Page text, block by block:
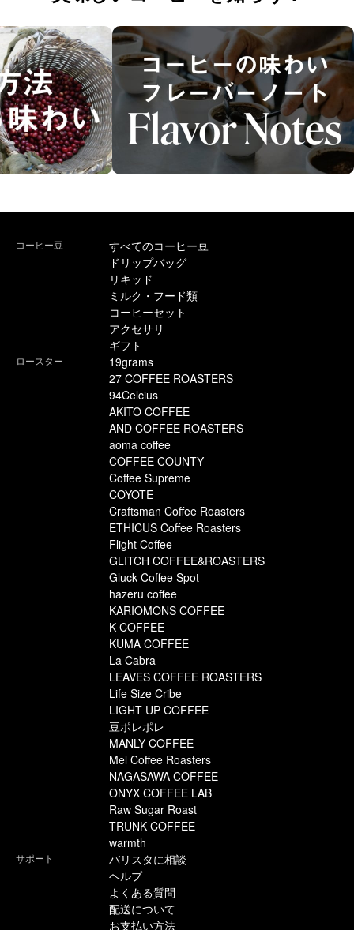
コーヒー豆
すべてのコーヒー豆
ドリップバッグ
リキッド
ミルク・フード類
コーヒーセット
アクセサリ
ギフト
ロースター
19grams
27 COFFEE ROASTERS
94Celcius
AKITO COFFEE
AND COFFEE ROASTERS
aoma coffee
COFFEE COUNTY
Coffee Supreme
COYOTE
Craftsman Coffee Roasters
ETHICUS Coffee Roasters
Flight Coffee
GLITCH COFFEE&ROASTERS
Gluck Coffee Spot
hazeru coffee
KARIOMONS COFFEE
K COFFEE
KUMA COFFEE
La Cabra
LEAVES COFFEE ROASTERS
Life Size Cribe
LIGHT UP COFFEE
豆ポレポレ
MANLY COFFEE
Mel Coffee Roasters
NAGASAWA COFFEE
ONYX COFFEE LAB
Raw Sugar Roast
TRUNK COFFEE
warmth
サポート
バリスタに相談
ヘルプ
よくある質問
配送について
お支払い方法